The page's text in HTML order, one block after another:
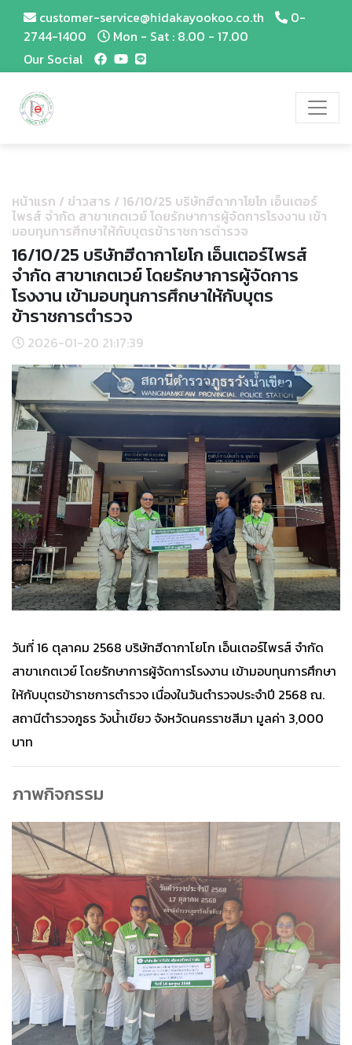
customer-service@hidakayookoo.co.th
0-
2744-1400
Mon - Sat : 8.00 - 17.00
Our Social
หน้าแรก / ข่าวสาร / 16/10/25 บริษัทฮีดากาโยโก เอ็นเตอร์
ไพรส์ จำกัด สาขาเกตเวย์ โดยรักษาการผู้จัดการโรงงาน เข้า
มอบทุนการศึกษาให้กับบุตรข้าราชการตำรวจ
16/10/25 บริษัทฮีดากาโยโก เอ็นเตอร์ไพรส์
จำกัด สาขาเกตเวย์ โดยรักษาการผู้จัดการ
โรงงาน เข้ามอบทุนการศึกษาให้กับบุตร
ข้าราชการตำรวจ
2026-01-20 21:17:39
วันที่ 16 ตุลาคม 2568 บริษัทฮีดากาโยโก เอ็นเตอร์ไพรส์ จำกัด
สาขาเกตเวย์ โดยรักษาการผู้จัดการโรงงาน เข้ามอบทุนการศึกษา
ให้กับบุตรข้าราชการตำรวจ เนื่องในวันตำรวจประจำปี 2568 ณ.
สถานีตำรวจภูธร วังน้ำเขียว จังหวัดนครราชสีมา มูลค่า 3,000
บาท
ภาพกิจกรรม